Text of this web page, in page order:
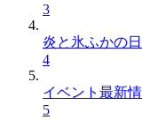
3
炎と氷ふかの
4
イベント最新
5